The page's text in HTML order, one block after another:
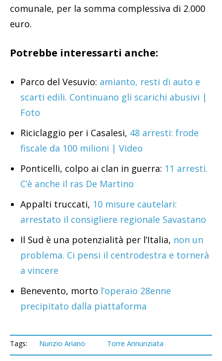
comunale, per la somma complessiva di 2.000
euro.
Potrebbe interessarti anche:
Parco del Vesuvio: amianto, resti di auto e
scarti edili. Continuano gli scarichi abusivi |
Foto
Riciclaggio per i Casalesi, 48 arresti: frode
fiscale da 100 milioni | Video
Ponticelli, colpo ai clan in guerra: 11 arresti.
C’è anche il ras De Martino
Appalti truccati, 10 misure cautelari:
arrestato il consigliere regionale Savastano
Il Sud è una potenzialità per l’Italia, non un
problema. Ci pensi il centrodestra e tornerà
a vincere
Benevento, morto l’operaio 28enne
precipitato dalla piattaforma
Tags: Nunzio Ariano Torre Annunziata